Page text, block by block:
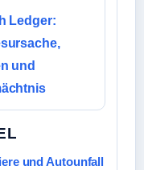
Ledger:
und
und Autounfall